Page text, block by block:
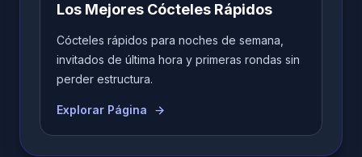
Los Mejores Cócteles Rápidos
Cócteles rápidos para noches de semana,
invitados de última hora y primeras rondas sin
perder estructura.
Explorar Página